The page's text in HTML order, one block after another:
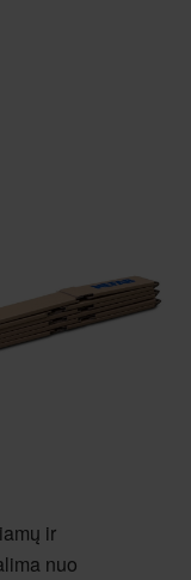
ir
nuo